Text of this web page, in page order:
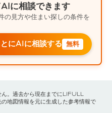
に相談できます
の見方や住まい探しの条件を
にAIに相談する 無料
ん。過去から現在までにLIFULL
地図情報を元に生成した参考情報で